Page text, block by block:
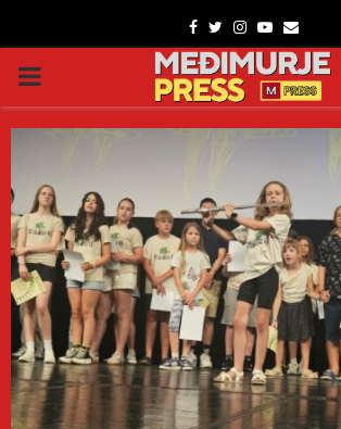
Facebook
TwitterInstagram
Youtube
Email
PRIMARY
MENU